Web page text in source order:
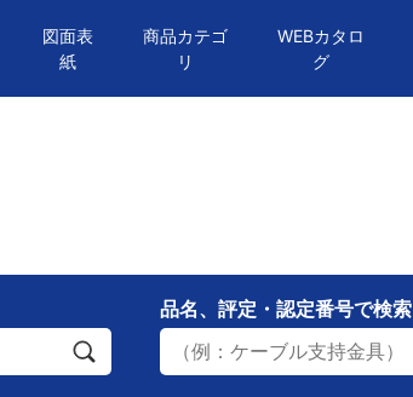
図面表
紙
商品カテゴ
リ
WEBカタロ
グ
品名、評定・認定番号で検索